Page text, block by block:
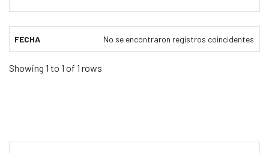
FECHA No se encontraron registros coincidentes
Showing 1 to 1 of 1 rows